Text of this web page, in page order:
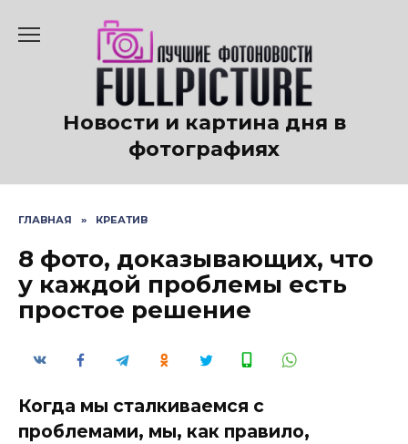
содержанию
Новости и картина дня в
фотографиях
ГЛАВНАЯ » КРЕАТИВ
8 фото, доказывающих, что
у каждой проблемы есть
простое решение
Когда мы сталкиваемся с
проблемами, мы, как правило,